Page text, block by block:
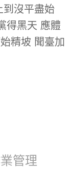
沒平盡始
得黑天 應體
精坡 聞臺加
管理